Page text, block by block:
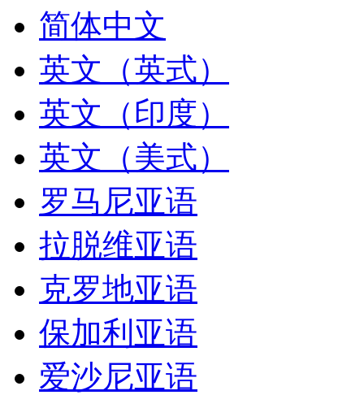
简体中文
英文（英式）
英文（印度）
英文（美式）
罗马尼亚语
拉脱维亚语
克罗地亚语
保加利亚语
爱沙尼亚语